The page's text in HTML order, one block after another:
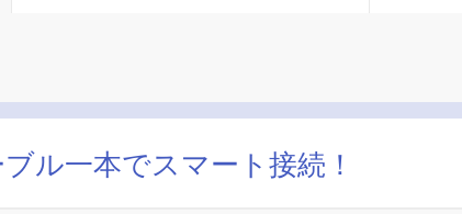
ル一本でスマート接続！